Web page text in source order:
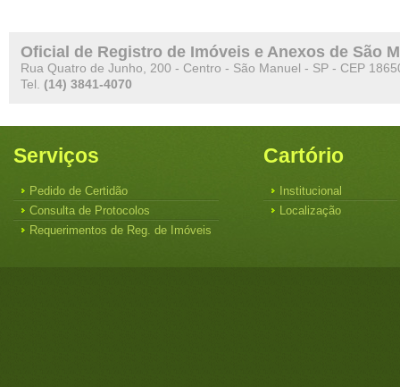
Oficial de Registro de Imóveis e Anexos de São
Rua Quatro de Junho, 200 - Centro - São Manuel - SP - CEP
Tel. (14) 3841-4070
Serviços
Pedido de Certidão
Consulta de Protocolos
Requerimentos de Reg. de Imóveis
Cartório
Institucional
Localização